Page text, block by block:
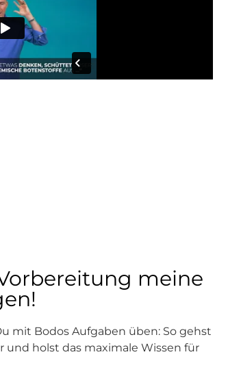
meine
mit Bodos Aufgaben üben: So gehst
holst das maximale Wissen für